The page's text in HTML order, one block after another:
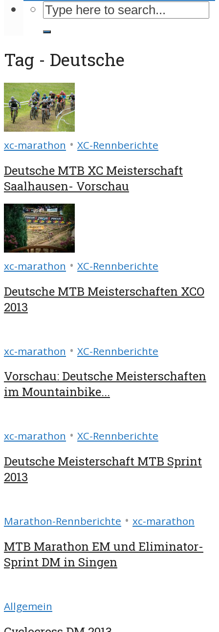
Tag - Deutsche
xc-marathon • XC-Rennberichte
Deutsche MTB XC Meisterschaft
Saalhausen- Vorschau
xc-marathon • XC-Rennberichte
Deutsche MTB Meisterschaften XCO
2013
xc-marathon • XC-Rennberichte
Vorschau: Deutsche Meisterschaften
im Mountainbike...
xc-marathon • XC-Rennberichte
Deutsche Meisterschaft MTB Sprint
2013
Marathon-Rennberichte • xc-marathon
MTB Marathon EM und Eliminator-
Sprint DM in Singen
Allgemein